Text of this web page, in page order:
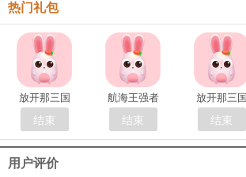
热门礼包
放开那三国
结束
航海王强者
结束
放开那三国
结束
用户评价